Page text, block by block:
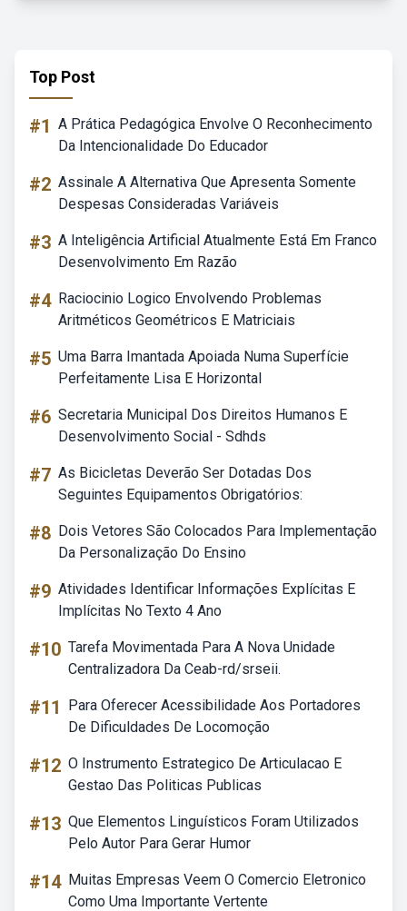
Top Post
#1 A Prática Pedagógica Envolve O Reconhecimento
Da Intencionalidade Do Educador
#2 Assinale A Alternativa Que Apresenta Somente
Despesas Consideradas Variáveis
#3 A Inteligência Artificial Atualmente Está Em Franco
Desenvolvimento Em Razão
#4 Raciocinio Logico Envolvendo Problemas
Aritméticos Geométricos E Matriciais
#5 Uma Barra Imantada Apoiada Numa Superfície
Perfeitamente Lisa E Horizontal
#6 Secretaria Municipal Dos Direitos Humanos E
Desenvolvimento Social - Sdhds
#7 As Bicicletas Deverão Ser Dotadas Dos
Seguintes Equipamentos Obrigatórios:
#8 Dois Vetores São Colocados Para Implementação
Da Personalização Do Ensino
#9 Atividades Identificar Informações Explícitas E
Implícitas No Texto 4 Ano
#10 Tarefa Movimentada Para A Nova Unidade
Centralizadora Da Ceab-rd/srseii.
#11
Para Oferecer Acessibilidade Aos Portadores
De Dificuldades De Locomoção
#12 O Instrumento Estrategico De Articulacao E
Gestao Das Politicas Publicas
#13 Que Elementos Linguísticos Foram Utilizados
Pelo Autor Para Gerar Humor
#14 Muitas Empresas Veem O Comercio Eletronico
Como Uma Importante Vertente